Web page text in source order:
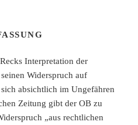
Interpretation der
Widerspruch auf
absichtlich im Ungefähren
Zeitung gibt der OB zu
„aus rechtlichen